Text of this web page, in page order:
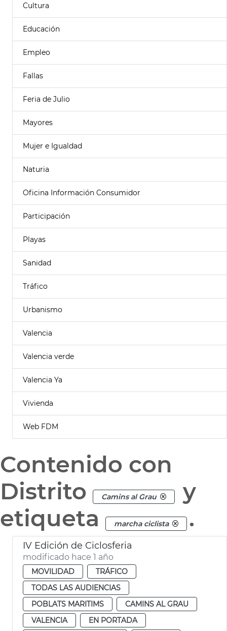
Cultura
Educación
Empleo
Fallas
Feria de Julio
Mayores
Mujer e Igualdad
Naturia
Oficina Información Consumidor
Participación
Playas
Sanidad
Tráfico
Urbanismo
Valencia
Valencia verde
Valencia Ya
Vivienda
Web FDM
Contenido con
Distrito
Camins al Grau
y
etiqueta
marcha ciclista .
IV Edición de Ciclosferia
modificado hace 1 año
MOVILIDAD
TRÁFICO
TODAS LAS AUDIENCIAS
POBLATS MARITIMS
CAMINS AL GRAU
VALENCIA
EN PORTADA